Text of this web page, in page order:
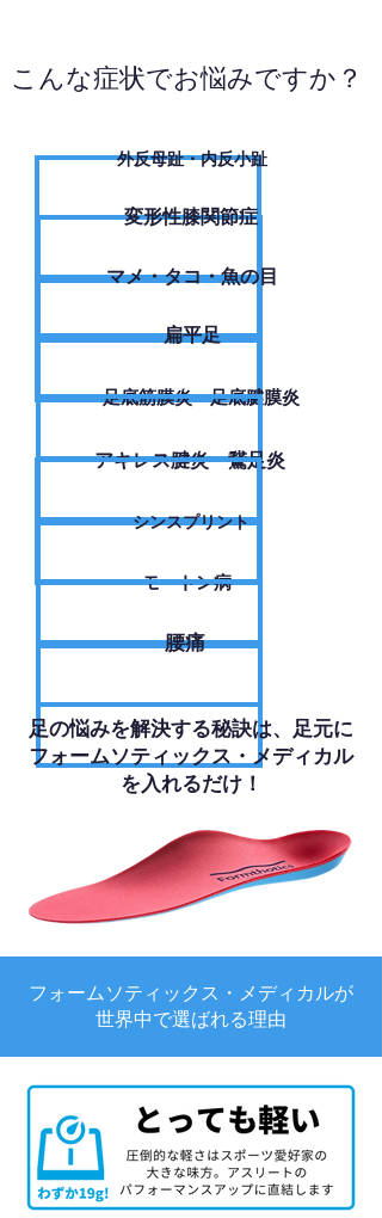
こんな症状でお悩みですか？
外反母趾・内反小趾
変形性膝関節症
​マメ・タコ・魚の目
扁平足
足底筋膜炎・足底腱膜炎
アキレス腱炎・鵞足炎
シンスプリント
モートン病
腰痛
足の悩みを解決する秘訣は、足元に
フォームソティックス・メディカル
を入れるだけ！
フォームソティックス・メディカルが
世界中で選ばれる理由